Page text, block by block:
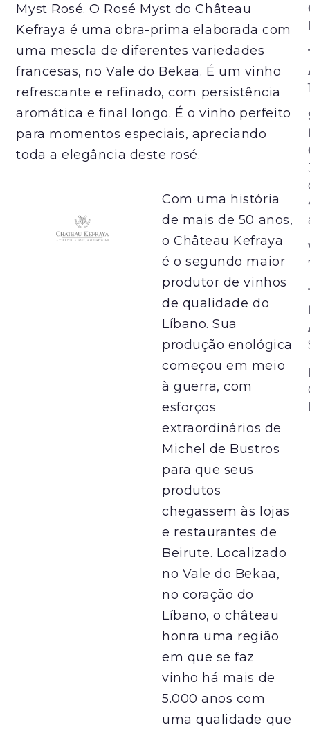
Myst Rosé. O Rosé Myst do Château
Kefraya é uma obra-prima elaborada com
uma mescla de diferentes variedades
francesas, no Vale do Bekaa. É um vinho
refrescante e refinado, com persistência
aromática e final longo. É o vinho perfeito
para momentos especiais, apreciando
toda a elegância deste rosé.
Com uma história
de mais de 50 anos,
o Château Kefraya
é o segundo maior
produtor de vinhos
de qualidade do
Líbano. Sua
produção enológica
começou em meio
à guerra, com
esforços
extraordinários de
Michel de Bustros
para que seus
produtos
chegassem às lojas
e restaurantes de
Beirute. Localizado
no Vale do Bekaa,
no coração do
Líbano, o château
honra uma região
em que se faz
vinho há mais de
5.000 anos com
uma qualidade que